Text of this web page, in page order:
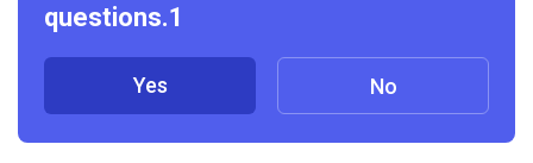
questions.1
Yes No